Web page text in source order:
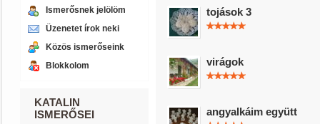
Ismerősnek jelölöm
Üzenetet írok neki
Közös ismerőseink
Blokkolom
KATALIN
ISMERŐSEI
tojások 3
virágok
angyalkáim együtt